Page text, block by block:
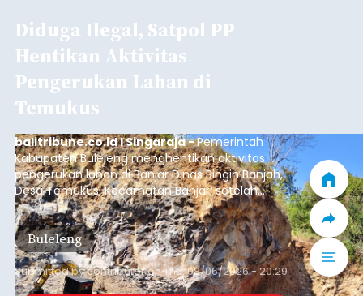
Diduga Ilegal, Satpol PP
Hentikan Aktivitas
Pengerukan Lahan di
Temukus
balitribune.co.id I Singaraja -Pemerintah
Kabupaten Buleleng menghentikan aktivitas
pengerukan lahan di Banjar Dinas Bingin Banjah,
Desa Temukus, Kecamatan Banjar, setelah
ditemukan indikasi kegiatan pengambilan
material yang tidak sesuai dengan peruntukan
kawasan.
Buleleng
Submitted bycontributoronThu, 08/06/2026 - 20:29